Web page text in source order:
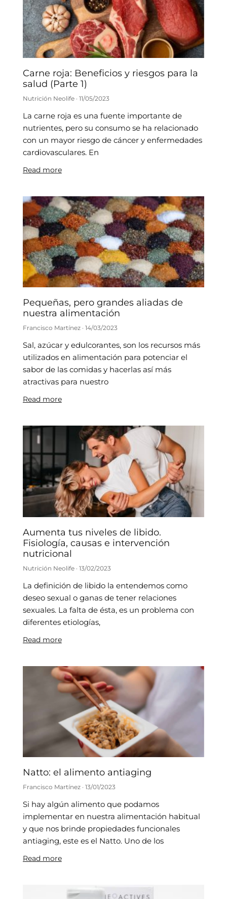
Carne roja: Beneficios y riesgos para la
salud (Parte 1)
Nutrición Neolife 11/05/2023
La carne roja es una fuente importante de
nutrientes, pero su consumo se ha relacionado
con un mayor riesgo de cáncer y enfermedades
cardiovasculares. En
Read more
Pequeñas, pero grandes aliadas de
nuestra alimentación
Francisco Martínez 14/03/2023
Sal, azúcar y edulcorantes, son los recursos más
utilizados en alimentación para potenciar el
sabor de las comidas y hacerlas así más
atractivas para nuestro
Read more
Aumenta tus niveles de libido.
Fisiología, causas e intervención
nutricional
Nutrición Neolife 13/02/2023
La definición de libido la entendemos como
deseo sexual o ganas de tener relaciones
sexuales. La falta de ésta, es un problema con
diferentes etiologías,
Read more
Natto: el alimento antiaging
Francisco Martínez 13/01/2023
Si hay algún alimento que podamos
implementar en nuestra alimentación habitual
y que nos brinde propiedades funcionales
antiaging, este es el Natto. Uno de los
Read more